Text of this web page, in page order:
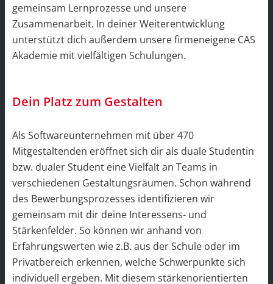
gemeinsam Lernprozesse und unsere
Zusammenarbeit. In deiner Weiterentwicklung
unterstützt dich außerdem unsere firmeneigene CAS
Akademie mit vielfältigen Schulungen.
Dein Platz zum Gestalten
Als Softwareunternehmen mit über 470
Mitgestaltenden eröffnet sich dir als duale Studentin
bzw. dualer Student eine Vielfalt an Teams in
verschiedenen Gestaltungsräumen. Schon während
des Bewerbungsprozesses identifizieren wir
gemeinsam mit dir deine Interessens- und
Stärkenfelder. So können wir anhand von
Erfahrungswerten wie z.B. aus der Schule oder im
Privatbereich erkennen, welche Schwerpunkte sich
individuell ergeben. Mit diesem stärkenorientierten